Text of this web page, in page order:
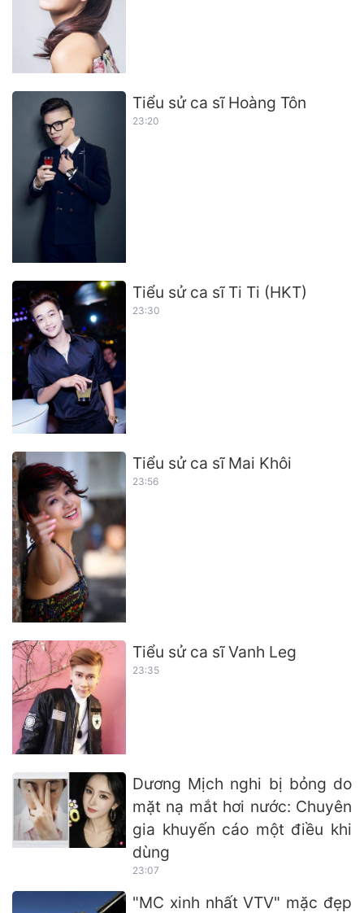
Tiểu sử ca sĩ Hoàng Tôn
23:20
Tiểu sử ca sĩ Ti Ti (HKT)
23:30
Tiểu sử ca sĩ Mai Khôi
23:56
Tiểu sử ca sĩ Vanh Leg
23:35
Dương Mịch nghi bị bỏng do
mặt nạ mắt hơi nước: Chuyên
gia khuyến cáo một điều khi
dùng
23:07
"MC xinh nhất VTV" mặc đẹp